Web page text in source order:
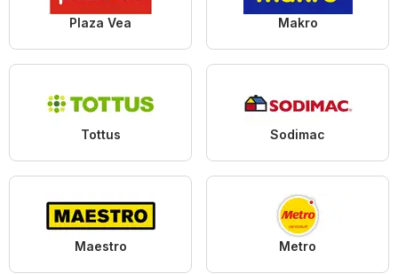
Plaza Vea Makro
Tottus Sodimac
Maestro Metro